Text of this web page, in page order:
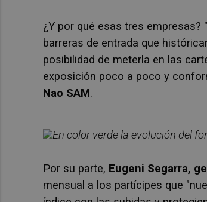
¿Y por qué esas tres
barreras de entrada que
posibilidad de meterla en las
exposición poco a poco y
Nao SAM.
En color verde la evolución del
Por su parte, Eugeni Segarra,
mensual a los partícipes que